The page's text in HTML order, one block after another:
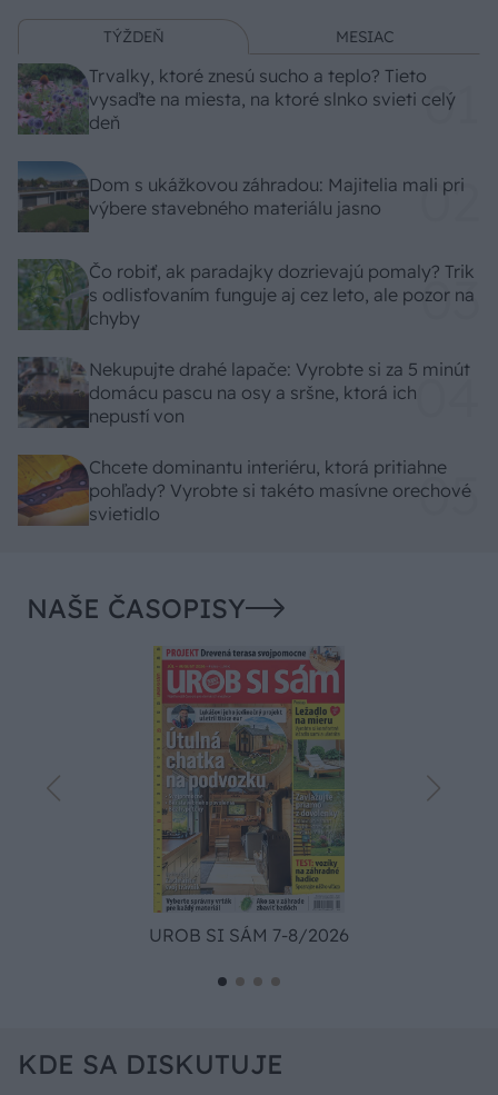
TÝŽDEŇ MESIAC
Trvalky, ktoré znesú sucho a teplo? Tieto
vysaďte na miesta, na ktoré slnko svieti celý
deň
Dom s ukážkovou záhradou: Majitelia mali pri
výbere stavebného materiálu jasno
Čo robiť, ak paradajky dozrievajú pomaly? Trik
s odlisťovaním funguje aj cez leto, ale pozor na
chyby
Nekupujte drahé lapače: Vyrobte si za 5 minút
domácu pascu na osy a sršne, ktorá ich
nepustí von
Chcete dominantu interiéru, ktorá pritiahne
pohľady? Vyrobte si takéto masívne orechové
svietidlo
NAŠE ČASOPISY
UROB SI SÁM 7-8/2026
KDE SA DISKUTUJE